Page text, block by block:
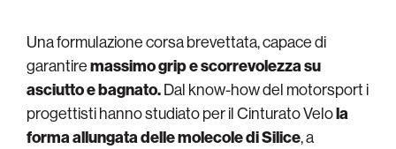
Una formulazione corsa brevettata, capace di
garantiremassimo grip e scorrevolezza su
asciutto e bagnato.Dal know-how del motorsport i
progettisti hanno studiato per il Cinturato Velola
forma allungata delle molecole di Silice, a